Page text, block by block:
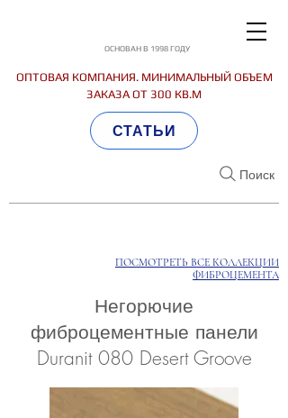
ОСНОВАН В 1998 ГОДУ
ОПТОВАЯ КОМПАНИЯ. МИНИМАЛЬНЫЙ ОБЪЕМ
ЗАКАЗА ОТ 300 КВ.М
Поиск
СТАТЬИ
ПОСМОТРЕТЬ ВСЕ КОЛЛЕКЦИИ
ФИБРОЦЕМЕНТА
Негорючие
фиброцементные панели
Duranit 080 Desert Groove